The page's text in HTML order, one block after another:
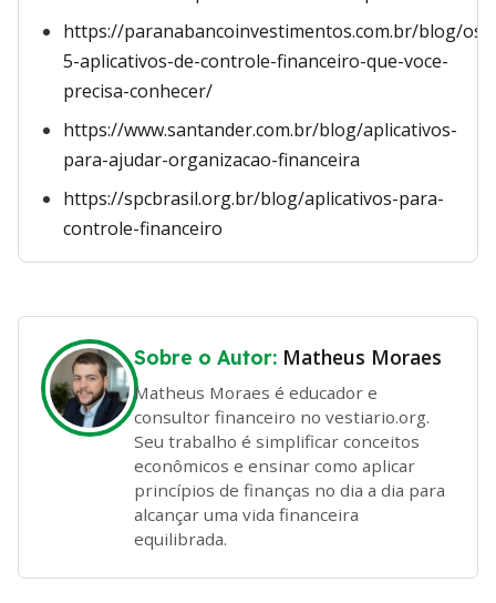
https://paranabancoinvestimentos.com.br/blog/os-
5-aplicativos-de-controle-financeiro-que-voce-
precisa-conhecer/
https://www.santander.com.br/blog/aplicativos-
para-ajudar-organizacao-financeira
https://spcbrasil.org.br/blog/aplicativos-para-
controle-financeiro
Sobre o Autor: Matheus Moraes
Matheus Moraes é educador e
consultor financeiro no vestiario.org.
Seu trabalho é simplificar conceitos
econômicos e ensinar como aplicar
princípios de finanças no dia a dia para
alcançar uma vida financeira
equilibrada.